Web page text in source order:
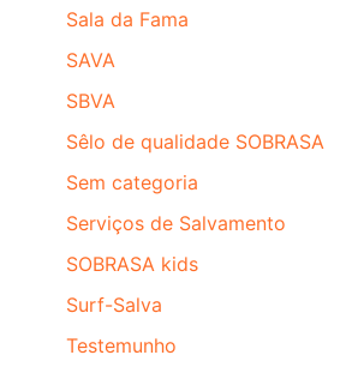
Sala da Fama
SAVA
SBVA
Sêlo de qualidade SOBRASA
Sem categoria
Serviços de Salvamento
SOBRASA kids
Surf-Salva
Testemunho